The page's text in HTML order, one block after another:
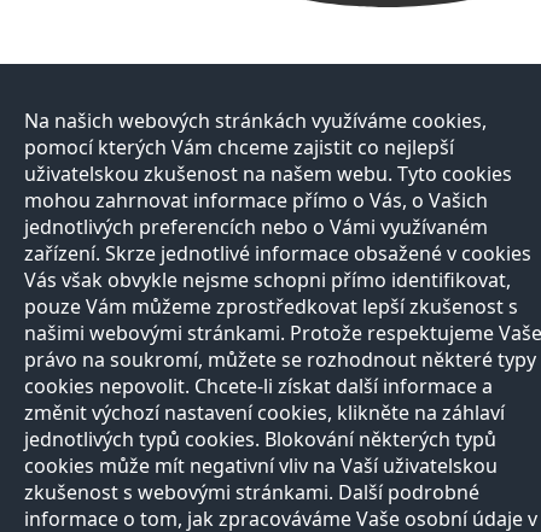
Na našich webových stránkách využíváme cookies,
pomocí kterých Vám chceme zajistit co nejlepší
uživatelskou zkušenost na našem webu. Tyto cookies
mohou zahrnovat informace přímo o Vás, o Vašich
jednotlivých preferencích nebo o Vámi využívaném
zařízení. Skrze jednotlivé informace obsažené v cookies
Vás však obvykle nejsme schopni přímo identifikovat,
pouze Vám můžeme zprostředkovat lepší zkušenost s
našimi webovými stránkami. Protože respektujeme Vaše
právo na soukromí, můžete se rozhodnout některé typy
cookies nepovolit. Chcete-li získat další informace a
změnit výchozí nastavení cookies, klikněte na záhlaví
jednotlivých typů cookies. Blokování některých typů
cookies může mít negativní vliv na Vaší uživatelskou
zkušenost s webovými stránkami. Další podrobné
informace o tom, jak zpracováváme Vaše osobní údaje v